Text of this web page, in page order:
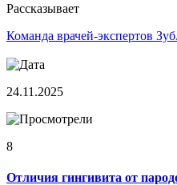
Рассказывает
Команда врачей-экспертов
24.11.2025
8
Отличия гингивита от